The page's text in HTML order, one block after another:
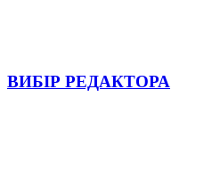
ВИБІР РЕДАКТОРА